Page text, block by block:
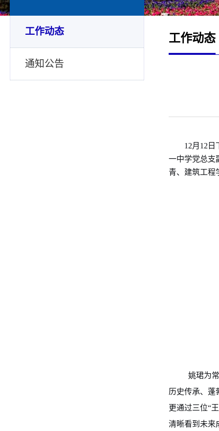
工作动态
通知公告
工作动态
12月12
一中学党总支
青、建筑工程
姚珺为
历史传承、蓬
更通过三位“
清晰看到未来